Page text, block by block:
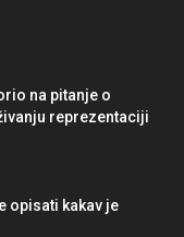
na pitanje o
reprezentaciji
opisati kakav je